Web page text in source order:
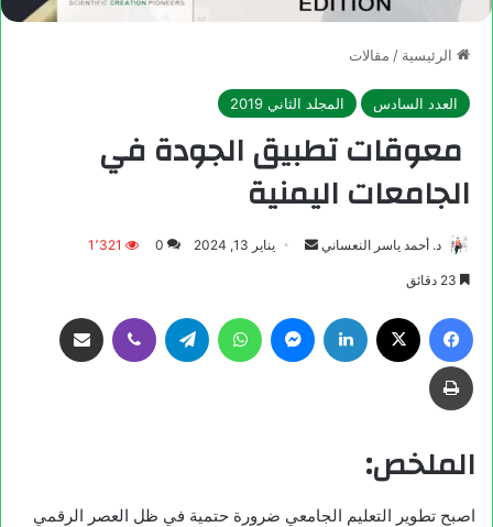
الرئيسية / مقالات
العدد السادس المجلد الثاني 2019
معوقات تطبيق الجودة في
الجامعات اليمنية
د. أحمد ياسر النعساني يناير 13, 2024 0 1٬321
الملخص:
اصبح تطوير التعليم الجامعي ضرورة حتمية في ظل العصر الرقمي